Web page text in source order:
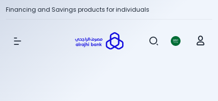
Financing and Savings products for individuals
Show Menu